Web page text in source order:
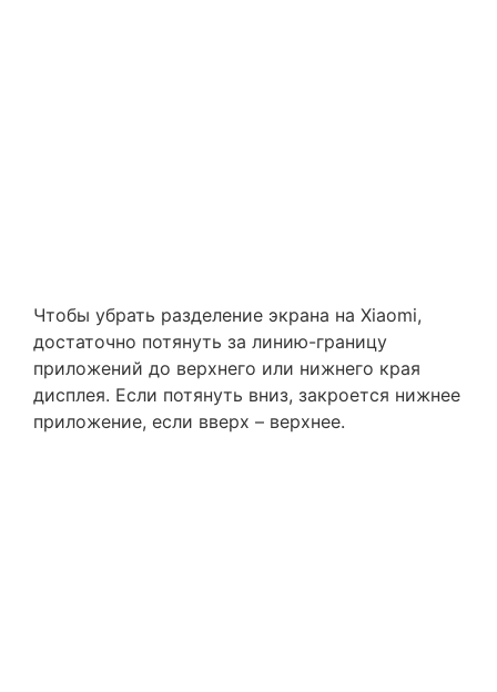
Чтобы убрать разделение экрана на Xiaomi,
достаточно потянуть за линию-границу
приложений до верхнего или нижнего края
дисплея. Если потянуть вниз, закроется нижнее
приложение, если вверх – верхнее.